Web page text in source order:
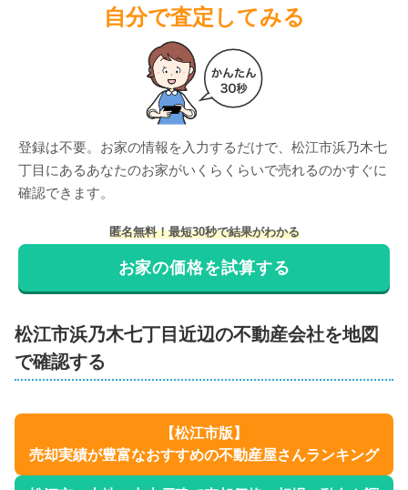
自分で査定してみる
登録は不要。お家の情報を入力するだけで、 松江市浜乃木七
丁目 にあるあなたのお家がいくらくらいで売れるのかすぐに
確認できます。
匿名無料！最短30秒で結果がわかる
お家の価格を試算する
松江市浜乃木七丁目近辺の不動産会社を地図
で確認する
【松江市版】
売却実績が豊富なおすすめの不動産屋さんランキング